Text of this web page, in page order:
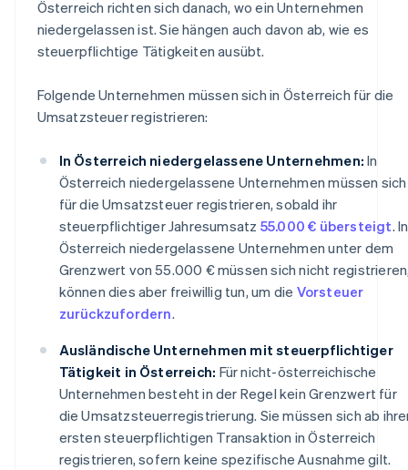
Österreich richten sich danach, wo ein Unternehmen
niedergelassen ist. Sie hängen auch davon ab, wie es
steuerpflichtige Tätigkeiten ausübt.
Folgende Unternehmen müssen sich in Österreich für die
Umsatzsteuer registrieren:
In Österreich niedergelassene Unternehmen: In
Österreich niedergelassene Unternehmen müssen sich
für die Umsatzsteuer registrieren, sobald ihr
steuerpflichtiger Jahresumsatz 55.000 € übersteigt. In
Österreich niedergelassene Unternehmen unter dem
Grenzwert von 55.000 € müssen sich nicht
können dies aber freiwillig tun, um die Vorsteuer
zurückzufordern.
Ausländische Unternehmen mit steuerpflichtiger
Tätigkeit in Österreich: Für nicht-österreichische
Unternehmen besteht in der Regel kein Grenzwert für
die Umsatzsteuerregistrierung. Sie müssen sich ab
ersten steuerpflichtigen Transaktion in Österreich
registrieren, sofern keine spezifische Ausnahme gilt.